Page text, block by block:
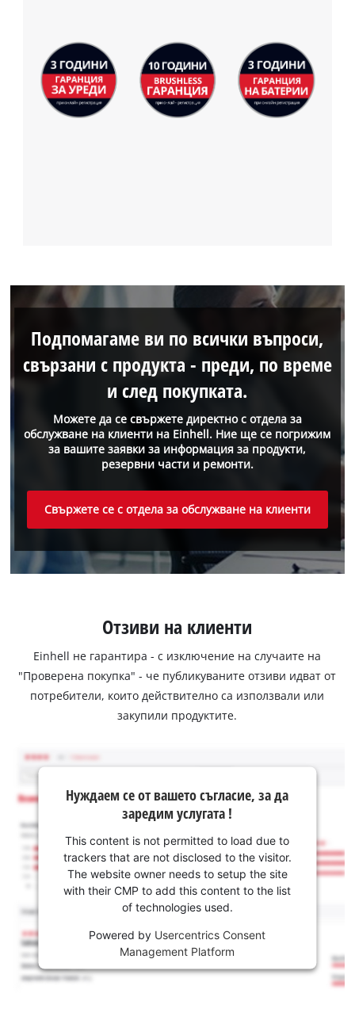
Можете да се свържете директно с отдела за
обслужване на клиенти на Einhell. Ние ще се погрижим
за вашите заявки за информация за продукти,
резервни части и ремонти.
Подпомагаме ви по всички въпроси,
свързани с продукта - преди, по време
и след покупката.
Свържете се с отдела за обслужване на клиенти
Отзиви на клиенти
Einhell не гарантира - с изключение на случаите на
"Проверена покупка" - че публикуваните отзиви идват от
потребители, които действително са използвали или
закупили продуктите.
Нуждаем се от вашето съгласие, за да
заредим услугата !
This content is not permitted to load due to
trackers that are not disclosed to the visitor.
The website owner needs to setup the site
with their CMP to add this content to the list
of technologies used.
Powered by Usercentrics Consent
Management Platform